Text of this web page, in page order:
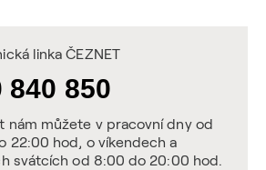
linka ČEZNET
840 850
nám můžete v pracovní dny od
22:00 hod, o víkendech a
svátcích od 8:00 do 20:00 hod.